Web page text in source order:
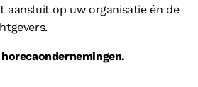
aansluit op uw organisatie én de